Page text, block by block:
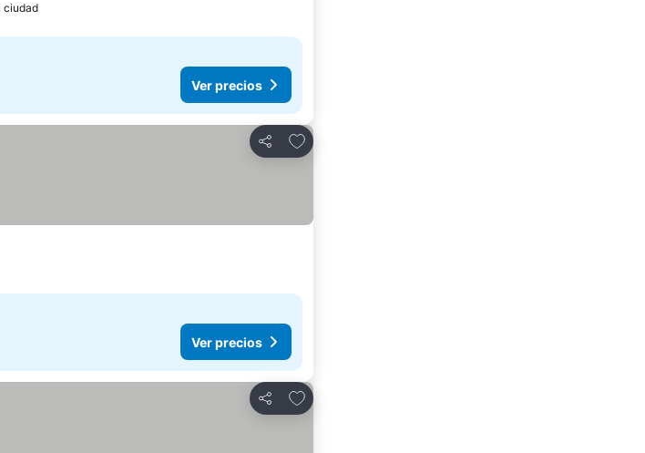
ciudad
Ver precios
Compartir
Agregar a favoritos
Ver precios
Compartir
Agregar a favoritos